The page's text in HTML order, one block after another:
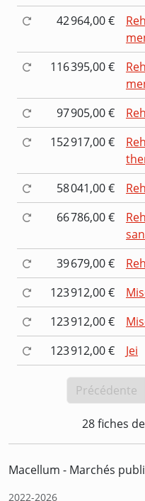
42 964,00 €
116 395,00 €
97 905,00 €
152 917,00 €
58 041,00 €
66 786,00 €
39 679,00 €
123 912,00 €
123 912,00 €
123 912,00 €
Jei
Précédente
28 fiches
Macellum - Marchés
2022-2026